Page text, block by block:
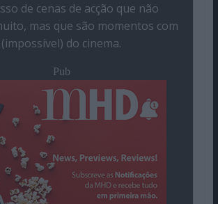
de cenas de acção que não
mas que são momentos com
do cinema.
Pub